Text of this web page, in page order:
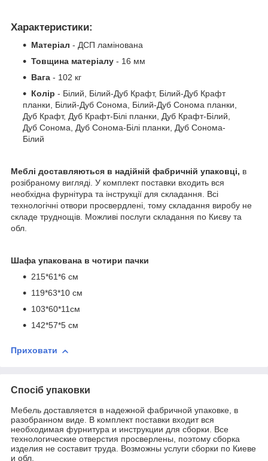
Характеристики:
Матеріал - ДСП ламінована
Товщина матеріалу - 16 мм
Вага - 102 кг
Колір - Білий, Білий-Дуб Крафт, Білий-Дуб Крафт
планки, Білий-Дуб Сонома, Білий-Дуб Сонома планки,
Дуб Крафт, Дуб Крафт-Білі планки, Дуб Крафт-Білий,
Дуб Сонома, Дуб Сонома-Білі планки, Дуб Сонома-
Білий
Меблі доставляються в надійній фабричній упаковці, в
розібраному вигляді. У комплект поставки входить вся
необхідна фурнітура та інструкції для складання. Всі
технологічні отвори просвердлені, тому складання виробу не
складе труднощів. Можливi послуги складання по Києву та
обл.
Шафа упакована в чотири пачки
215*61*6 см
119*63*10 см
103*60*11см
142*57*5 см
Приховати
Спосіб упаковки
Мебель доставляется в надежной фабричной упаковке, в
разобранном виде. В комплект поставки входит вся
необходимая фурнитура и инструкции для сборки. Все
технологические отверстия просверлены, поэтому сборка
изделия не составит труда. Возможны услуги сборки по Киеве
и обл.